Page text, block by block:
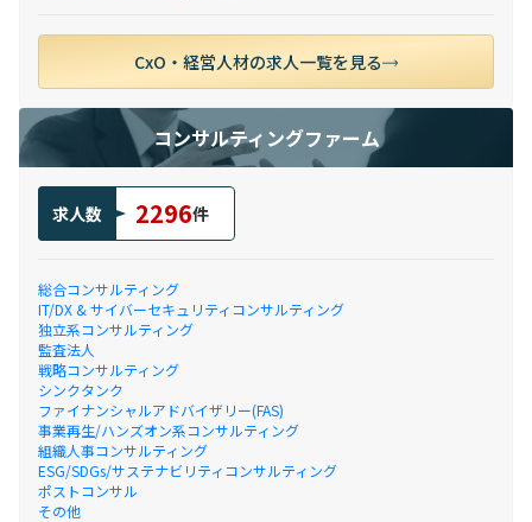
CxO・経営人材の求人一覧を見る
コンサルティングファーム
求人数 2296件
総合コンサルティング
IT/DX & サイバーセキュリティコンサルティング
独立系コンサルティング
監査法人
戦略コンサルティング
シンクタンク
ファイナンシャルアドバイザリー(FAS)
事業再生/ハンズオン系コンサルティング
組織人事コンサルティング
ESG/SDGs/サステナビリティコンサルティング
ポストコンサル
その他